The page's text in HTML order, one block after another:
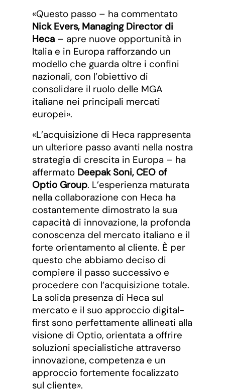
«Questo passo – ha commentato
Nick Evers, Managing Director di
Heca – apre nuove opportunità in
Italia e in Europa rafforzando un
modello che guarda oltre i confini
nazionali, con l’obiettivo di
consolidare il ruolo delle MGA
italiane nei principali mercati
europei».
«L’acquisizione di Heca rappresenta
un ulteriore passo avanti nella nostra
strategia di crescita in Europa – ha
affermato Deepak Soni, CEO of
Optio Group. L’esperienza maturata
nella collaborazione con Heca ha
costantemente dimostrato la sua
capacità di innovazione, la profonda
conoscenza del mercato italiano e il
forte orientamento al cliente. È per
questo che abbiamo deciso di
compiere il passo successivo e
procedere con l’acquisizione totale.
La solida presenza di Heca sul
mercato e il suo approccio digital-
first sono perfettamente allineati alla
visione di Optio, orientata a offrire
soluzioni specialistiche attraverso
innovazione, competenza e un
approccio fortemente focalizzato
sul cliente».